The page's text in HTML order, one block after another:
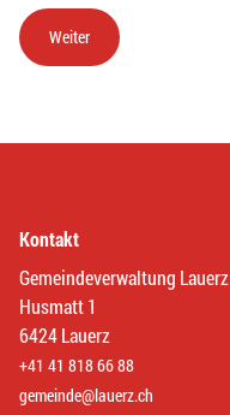
Kontakt
Gemeindeverwaltung Lauerz
Husmatt 1
6424 Lauerz
+41 41 818 66 88
gemeinde@lauerz.ch